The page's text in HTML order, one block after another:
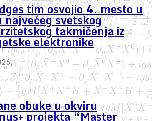
tim osvojio 4. mesto u
najvećeg svetskog
takmičenja iz
elektronike
obuke u okviru
projekta “Master